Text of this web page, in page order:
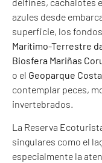
azules desde
superficie, los
Marítimo-Terrestre
Biosfera Mariñas
o el Geoparque
contemplar peces,
invertebrados.
La Reserva
singulares como el
especialmente la